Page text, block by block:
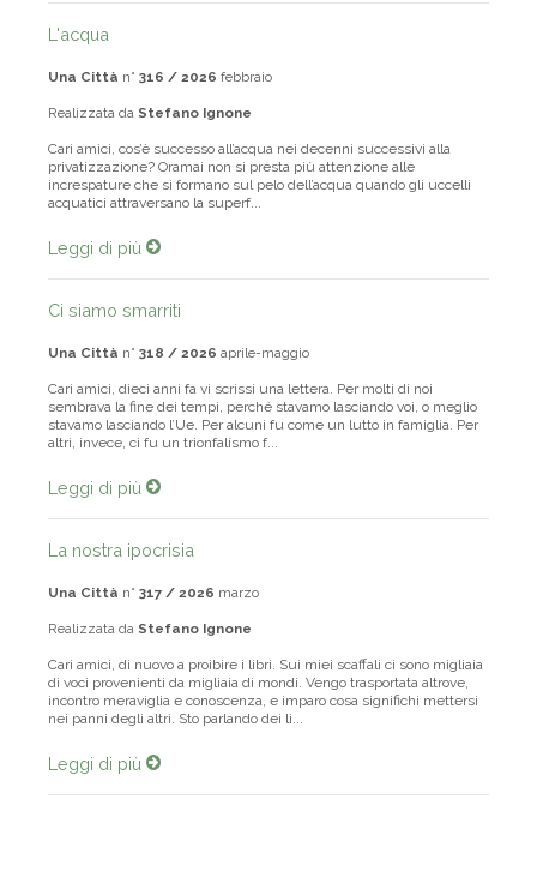
L'acqua
Una Città n° 316 / 2026 febbraio
Realizzata da Stefano Ignone
Cari amici, cos’è successo all’acqua nei decenni successivi alla
privatizzazione? Oramai non si presta più attenzione alle
increspature che si formano sul pelo dell’acqua quando gli uccelli
acquatici attraversano la superf...
Leggi di più
Ci siamo smarriti
Una Città n° 318 / 2026 aprile-maggio
Cari amici, dieci anni fa vi scrissi una lettera. Per molti di noi
sembrava la fine dei tempi, perché stavamo lasciando voi, o meglio
stavamo lasciando l’Ue. Per alcuni fu come un lutto in famiglia. Per
altri, invece, ci fu un trionfalismo f...
Leggi di più
La nostra ipocrisia
Una Città n° 317 / 2026 marzo
Realizzata da Stefano Ignone
Cari amici, di nuovo a proibire i libri. Sui miei scaffali ci sono migliaia
di voci provenienti da migliaia di mondi. Vengo trasportata altrove,
incontro meraviglia e conoscenza, e imparo cosa significhi mettersi
nei panni degli altri. Sto parlando dei li...
Leggi di più